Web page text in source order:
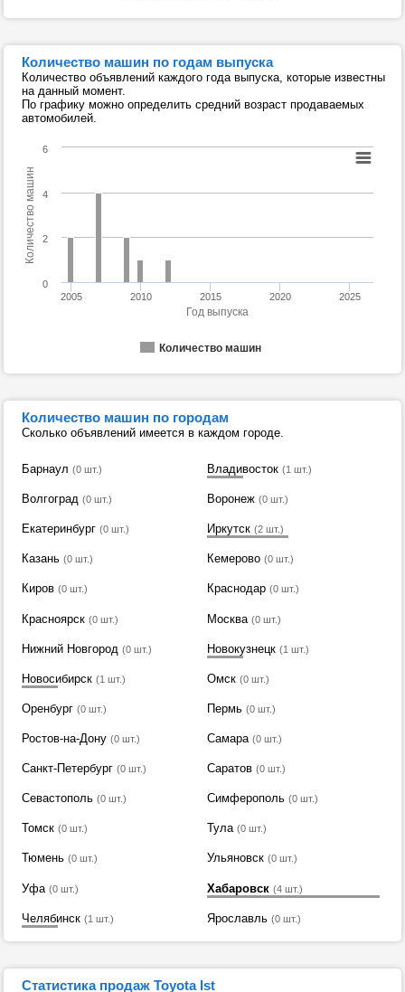
Количество машин по годам выпуска
Количество объявлений каждого года выпуска, которые известны
на данный момент.
По графику можно определить средний возраст продаваемых
автомобилей.
Год выпуска
Количество машин
Количество машин
2005 2010 2015 2020 2025
0
2
4
6
Количество машин по городам
Сколько объявлений имеется в каждом городе.
Барнаул (0 шт.) Владивосток (1 шт.)
Волгоград (0 шт.) Воронеж (0 шт.)
Екатеринбург (0 шт.) Иркутск (2 шт.)
Казань (0 шт.) Кемерово (0 шт.)
Киров (0 шт.) Краснодар (0 шт.)
Красноярск (0 шт.) Москва (0 шт.)
Нижний Новгород (0 шт.) Новокузнецк (1 шт.)
Новосибирск (1 шт.) Омск (0 шт.)
Оренбург (0 шт.) Пермь (0 шт.)
Ростов-на-Дону (0 шт.) Самара (0 шт.)
Санкт-Петербург (0 шт.) Саратов (0 шт.)
Севастополь (0 шт.) Симферополь (0 шт.)
Томск (0 шт.) Тула (0 шт.)
Тюмень (0 шт.) Ульяновск (0 шт.)
Уфа (0 шт.) Хабаровск (4 шт.)
Челябинск (1 шт.) Ярославль (0 шт.)
Статистика продаж Toyota Ist